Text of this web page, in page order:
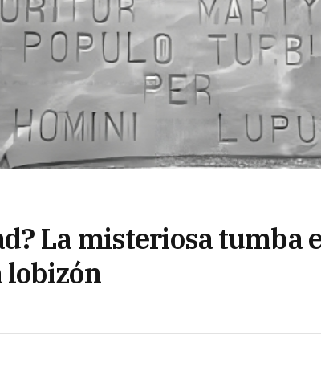
La misteriosa tumba
lobizón